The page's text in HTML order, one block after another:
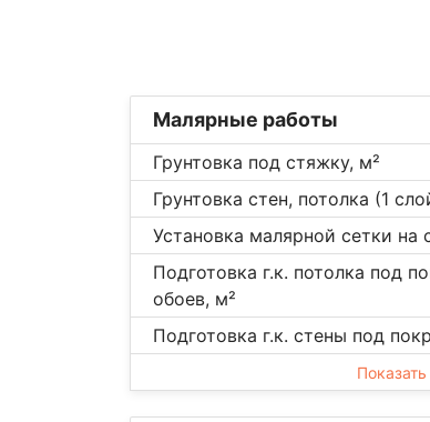
Малярные работы
Грунтовка под стяжку, м²
Грунтовка стен, потолка (1
Установка малярной сетки на
Подготовка г.к. потолка под
обоев, м²
Подготовка г.к. стены под